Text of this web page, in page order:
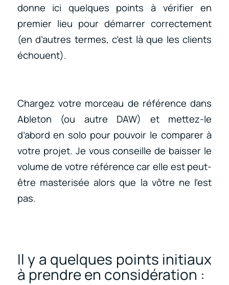
donne ici quelques points à vérifier en
premier lieu pour démarrer correctement
(en d’autres termes, c’est là que les clients
échouent).
Chargez votre morceau de référence dans
Ableton (ou autre DAW) et mettez-le
d’abord en solo pour pouvoir le comparer à
votre projet. Je vous conseille de baisser le
volume de votre référence car elle est peut-
être masterisée alors que la vôtre ne l’est
pas.
Il y a quelques points initiaux
à prendre en considération :